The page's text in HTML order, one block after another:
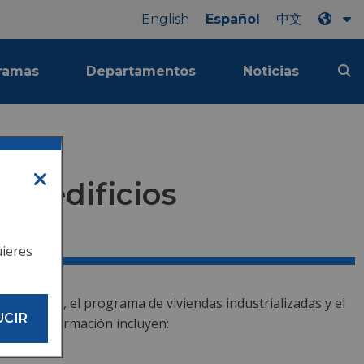
English Español 中文
Departamentos Noticias
y edificios
el programa de viviendas industrializadas y el
de información incluyen: